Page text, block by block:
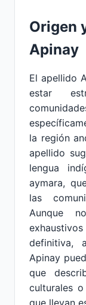
Origen
Apinay
El apellido
estar
la región
apellido
lengua
aymara,
las
Aunque
definitiva,
Apinay
que
culturales
que llevan